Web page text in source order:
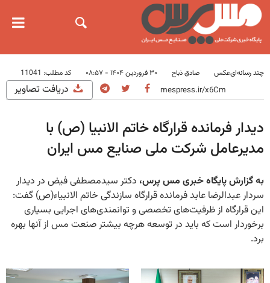
چند رسانه‌ایعکس صادق ذباح ۳۰ فروردین ۱۴۰۴ - ۰۸:۵۷ کد مطلب: 11041
دریافت تصاویر
دیدار فرمانده قرارگاه خاتم الانبیا (ص) با
مدیرعامل شرکت ملی صنایع مس ایران
به گزارش پایگاه خبری مس پرس، دکتر سیدمصطفی فیض در دیدار
سردار عبدالرضا عابد فرمانده قرارگاه سازندگی خاتم الانبیاء(ص) گفت:
این قرارگاه از ظرفیت‌های تخصصی و توانمندی‌های اجرایی بسیاری
برخوردار است که باید در توسعه هرچه بیشتر صنعت مس از آنها بهره
برد.